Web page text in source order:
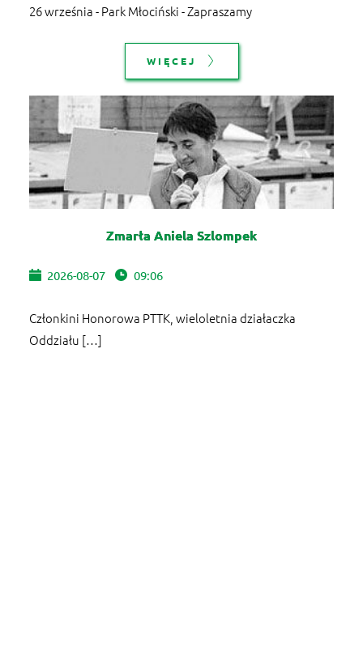
26 września - Park Młociński - Zapraszamy
WIĘCEJ
Zmarła Aniela Szlompek
2026-08-07 09:06
Członkini Honorowa PTTK, wieloletnia działaczka
Oddziału […]